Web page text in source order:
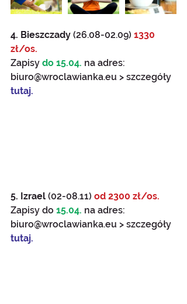
4. Bieszczady (26.08-02.09) 1330
zł/os.
Zapisy do 15.04. na adres:
biuro@wroclawianka.eu > szczegóły
tutaj.
5. Izrael (02-08.11) od 2300 zł/os.
Zapisy do 15.04. na adres:
biuro@wroclawianka.eu > szczegóły
tutaj.